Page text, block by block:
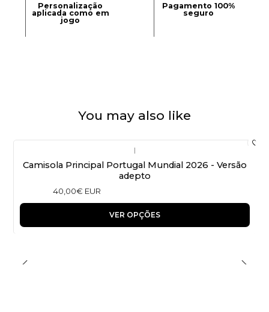
Personalização
aplicada como em
jogo
Pagamento 100%
seguro
You may also like
|
Camisola Principal Portugal Mundial 2026 - Versão
adepto
40,00€ EUR
VER OPÇÕES